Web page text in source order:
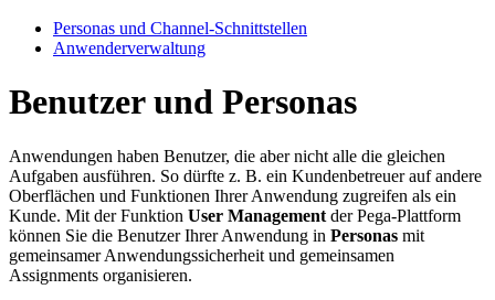
Personas und Channel-Schnittstellen
Anwenderverwaltung
Benutzer und Personas
Anwendungen haben Benutzer, die aber nicht alle die gleichen
Aufgaben ausführen. So dürfte z. B. ein Kundenbetreuer auf andere
Oberflächen und Funktionen Ihrer Anwendung zugreifen als ein
Kunde. Mit der Funktion User Management der Pega-Plattform
können Sie die Benutzer Ihrer Anwendung in Personas mit
gemeinsamer Anwendungssicherheit und gemeinsamen
Assignments organisieren.